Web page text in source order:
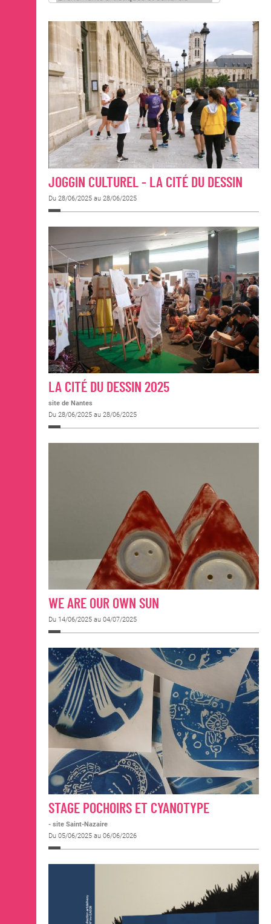
CONTACTS
JOGGIN CULTUREL - LA CITÉ DU DESSIN
Du 28/06/2025 au 28/06/2025
LA CITÉ DU DESSIN 2025
site de Nantes
Du 28/06/2025 au 28/06/2025
WE ARE OUR OWN SUN
Du 14/06/2025 au 04/07/2025
STAGE POCHOIRS ET CYANOTYPE
- site Saint-Nazaire
Du 05/06/2025 au 06/06/2026